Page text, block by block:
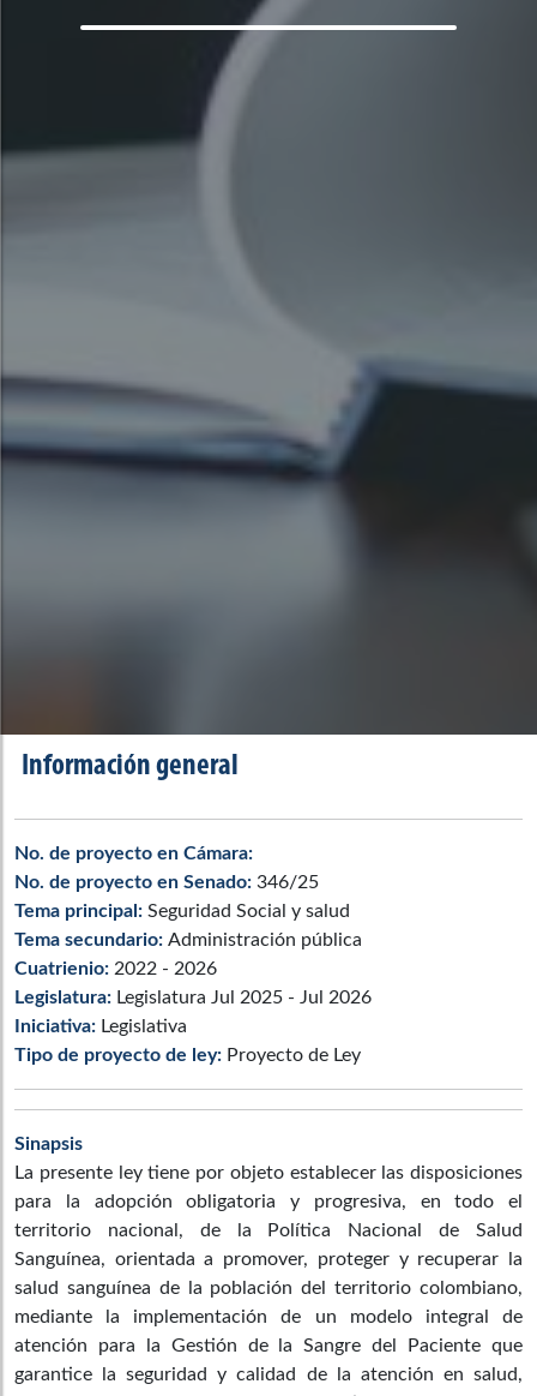
Información general
No. de proyecto en Cámara:
No. de proyecto en Senado: 346/25
Tema principal: Seguridad Social y salud
Tema secundario: Administración pública
Cuatrienio: 2022 - 2026
Legislatura: Legislatura Jul 2025 - Jul 2026
Iniciativa: Legislativa
Tipo de proyecto de ley: Proyecto de Ley
Sinapsis
La presente ley tiene por objeto establecer las disposiciones
para la adopción obligatoria y progresiva, en todo el
territorio nacional, de la Política Nacional de Salud
Sanguínea, orientada a promover, proteger y recuperar la
salud sanguínea de la población del territorio colombiano,
mediante la implementación de un modelo integral de
atención para la Gestión de la Sangre del Paciente que
garantice la seguridad y calidad de la atención en salud,